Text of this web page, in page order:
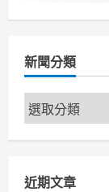
新聞分類
新
聞
近期文章